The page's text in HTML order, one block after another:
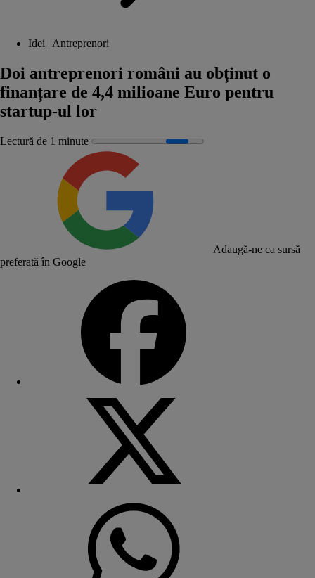
Idei | Antreprenori
Doi antreprenori români au obținut o
finanțare de 4,4 milioane Euro pentru
startup-ul lor
Lectură de 1 minute
Adaugă-ne ca sursă
preferată în Google